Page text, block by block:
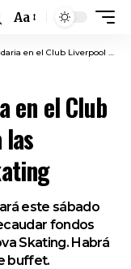
Font
Resizer
Aa
para apoyar a las patinadoras de Nova Skating
en el Club
este sábado
fondos
Skating. Habrá
buffet.